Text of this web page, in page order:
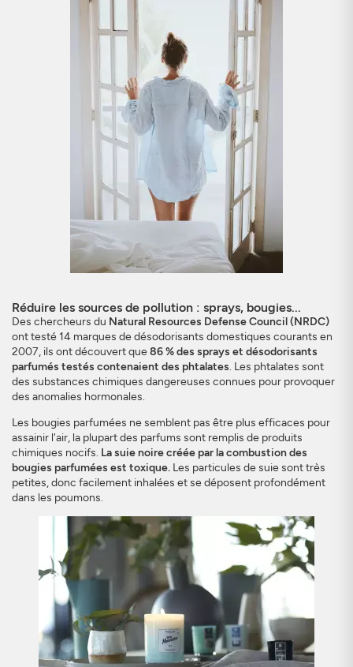
Réduire les sources de pollution : sprays, bougies...
Des chercheurs du Natural Resources Defense Council (NRDC)
ont testé 14 marques de désodorisants domestiques courants en
2007, ils ont découvert que86 % des sprays et désodorisants
parfumés testés contenaient des phtalates. Les phtalates sont
des substances chimiques dangereuses connues pour provoquer
des anomalies hormonales.
Les bougies parfumées ne semblent pas être plus efficaces pour
assainir l'air, la plupart des parfums sont remplis de produits
chimiques nocifs. La suie noire créée par la combustion des
bougies parfumées est toxique. Les particules de suie sont très
petites, donc facilement inhalées et se déposent profondément
dans les poumons.